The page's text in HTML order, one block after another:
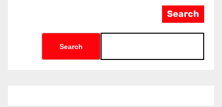
Search
Search